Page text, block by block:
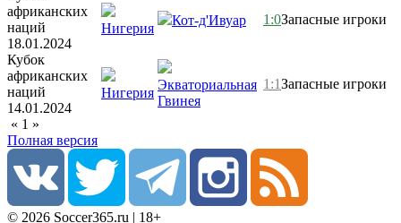
африканских
наций
18.01.2024
Нигерия
Кот-д'Ивуар 1:0Запасные игроки
Кубок
африканских
наций
14.01.2024
Нигерия
Экваториальная
Гвинея
1:1Запасные игроки
« 1 »
Полная версия
© 2026 Soccer365.ru | 18+